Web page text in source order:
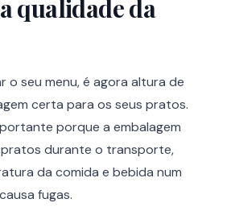
qualidade da
o seu menu, é agora altura de
certa para os seus pratos.
porque a embalagem
durante o transporte,
da comida e bebida num
fugas.